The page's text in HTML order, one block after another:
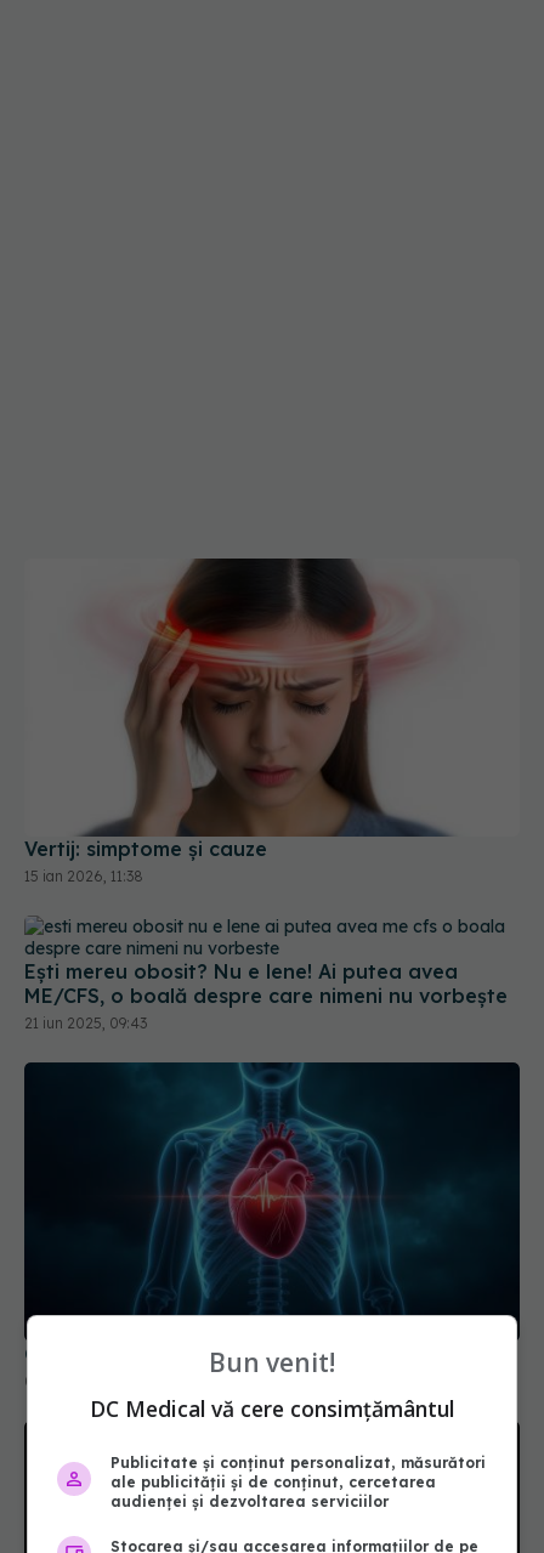
Vertij: simptome și cauze
15 ian 2026, 11:38
Ești mereu obosit? Nu e lene! Ai putea avea
ME/CFS, o boală despre care nimeni nu vorbește
21 iun 2025, 09:43
Ce să faci dacă ai palpitații: ce e normal și ce nu
01 iul 2025, 11:29
Bun venit!
DC Medical vă cere consimțământul
Publicitate și conținut personalizat, măsurători
ale publicității și de conținut, cercetarea
audienței și dezvoltarea serviciilor
Stocarea și/sau accesarea informațiilor de pe